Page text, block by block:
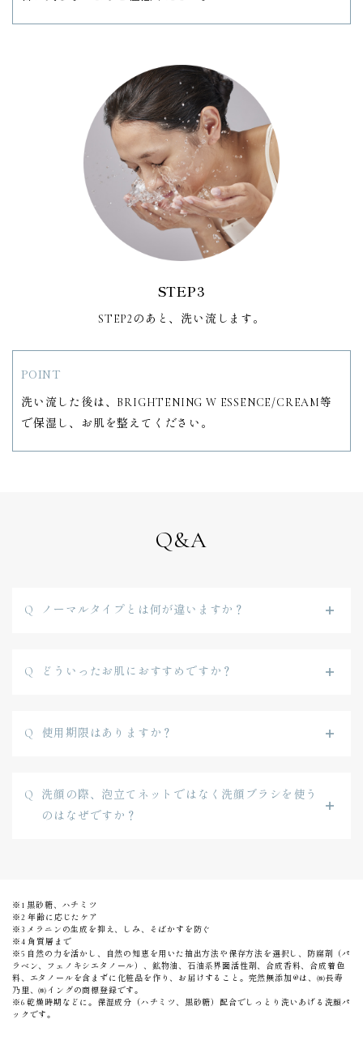
STEP3
STEP2のあと、洗い流します。
POINT
洗い流した後は、BRIGHTENING W ESSENCE/CREAM等
で保湿し、お肌を整えてください。
Q&A
ノーマルタイプとは何が違いますか？
どういったお肌におすすめですか？
使用期限はありますか？
洗顔の際、泡立てネットではなく洗顔ブラシを使う
のはなぜですか？
※1 黒砂糖、ハチミツ
※2 年齢に応じたケア
※3 メラニンの生成を抑え、しみ、そばかすを防ぐ
※4 角質層まで
※5 自然の力を活かし、自然の知恵を用いた抽出方法や保存方法を選択し、防腐剤（パ
ラベン、フェノキシエタノール）、鉱物油、石油系界面活性剤、合成香料、合成着色
料、エタノールを含まずに化粧品を作り、お届けすること。完然無添加®は、㈱長寿
乃里、㈱イングの商標登録です。
※6 乾燥時期などに。保湿成分（ハチミツ、黒砂糖）配合でしっとり洗いあげる洗顔パ
ックです。